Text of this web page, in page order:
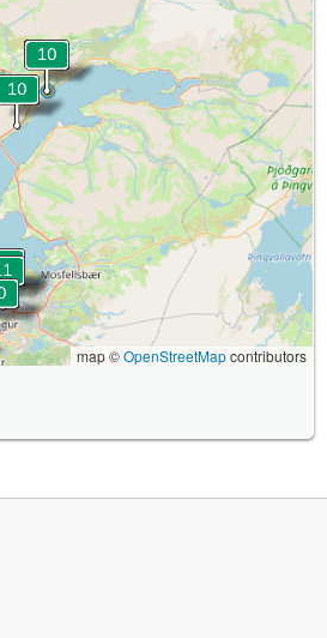
map ©OpenStreetMapcontributors